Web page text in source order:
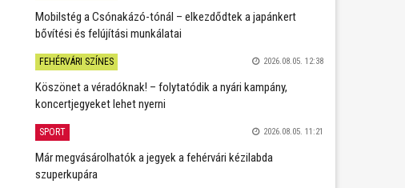
Mobilstég a Csónakázó-tónál – elkezdődtek a japánkert
bővítési és felújítási munkálatai
FEHÉRVÁRI SZÍNES 2026.08.05. 12:38
Köszönet a véradóknak! – folytatódik a nyári kampány,
koncertjegyeket lehet nyerni
SPORT 2026.08.05. 11:21
Már megvásárolhatók a jegyek a fehérvári kézilabda
szuperkupára